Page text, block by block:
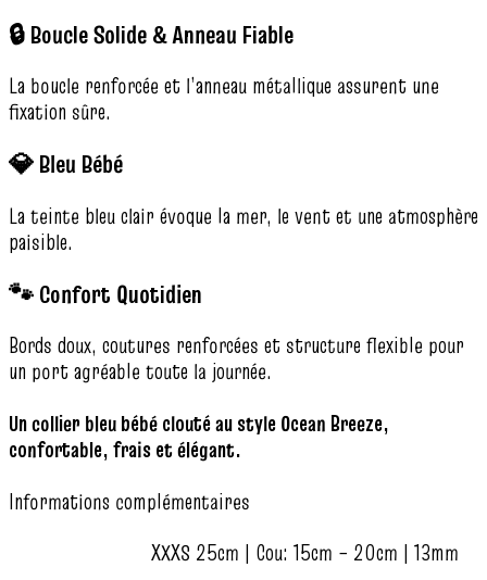
🔒 Boucle Solide & Anneau Fiable
La boucle renforcée et l’anneau métallique assurent une
fixation sûre.
💎 Bleu Bébé
La teinte bleu clair évoque la mer, le vent et une atmosphère
paisible.
🐾 Confort Quotidien
Bords doux, coutures renforcées et structure flexible pour
un port agréable toute la journée.
Un collier bleu bébé clouté au style Ocean Breeze,
confortable, frais et élégant.
Informations complémentaires
XXXS 25cm | Cou: 15cm – 20cm | 13mm